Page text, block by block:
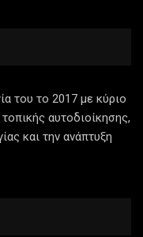
του το 2017 με κύριο
αυτοδιοίκησης,
και την ανάπτυξη